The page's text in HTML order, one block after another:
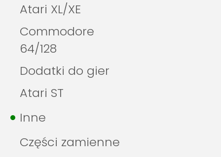
Atari XL/XE
Commodore
64/128
Dodatki do gier
Atari ST
Inne
Części zamienne